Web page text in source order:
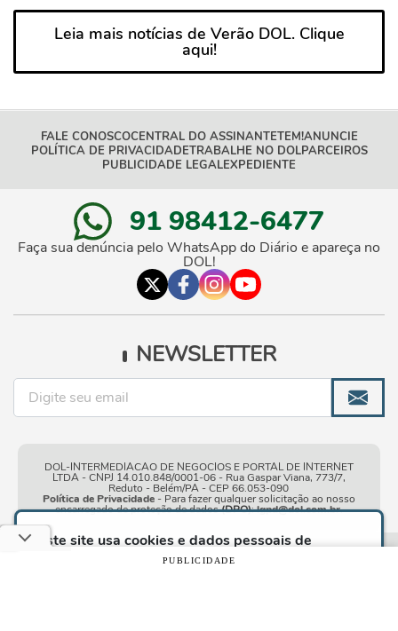
Este site usa cookies e dados pessoais de
acordo com os nossosTermos de Uso e Política
e, ao continuar navegando neste
Leia mais notícias de Verão DOL. Clique
aqui!
FALE CONOSCOCENTRAL DO ASSINANTETEM!ANUNCIE
POLÍTICA DE PRIVACIDADETRABALHE NO DOLPARCEIROS
PUBLICIDADE LEGALEXPEDIENTE
91 98412-6477
Faça sua denúncia pelo WhatsApp do Diário e apareça no
DOL!
NEWSLETTER
DOL-INTERMEDIACAO DE NEGOCIOS E PORTAL DE INTERNET
LTDA - CNPJ 14.010.848/0001-06 - Rua Gaspar Viana, 773/7,
Reduto - Belém/PA - CEP 66.053-090
Política de Privacidade- Para fazer qualquer solicitação ao nosso
encarregado de proteção de dados(DPO):lgpd@dol.com.br.
| © Copyright 2010-2026 DOL - Diário
PUBLICIDADE